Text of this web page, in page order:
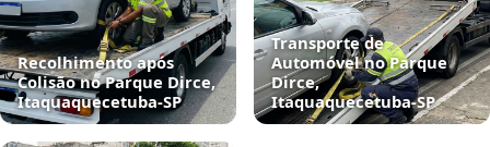
Recolhimento após
Colisão no Parque Dirce,
Itaquaquecetuba‑SP
Transporte de
Automóvel no Parque
Dirce,
Itaquaquecetuba‑SP